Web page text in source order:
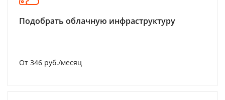
Подобрать облачную инфраструктуру
От 346 руб./месяц